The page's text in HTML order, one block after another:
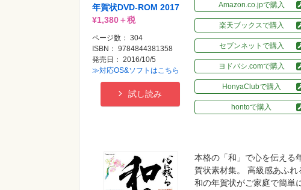
年賀状DVD-ROM 2017
¥1,380＋税
ページ数： 304
ISBN： 9784844381358
発売日： 2016/10/5
≫対応OS&ソフトはこちら
試し読み
Amazon.co.jpで購入
楽天ブックスで購入
セブンネットで購入
ヨドバシ.comで購入
HonyaClubで購入
hontoで購入
本格の「和」で心を伝える
賀状素材集。 高級感あふれ
和の年賀状がご家庭で簡単